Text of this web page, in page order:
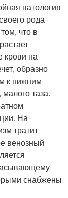
патология
рода
что в
крови на
образно
к нижним
таза.
На
тратит
венозный
снабжены